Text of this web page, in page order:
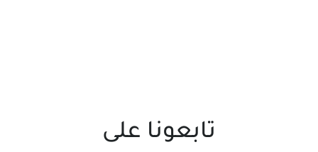
تابعونا على